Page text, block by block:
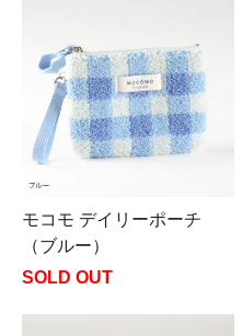
モコモ デイリーポーチ
（ブルー）
SOLD OUT